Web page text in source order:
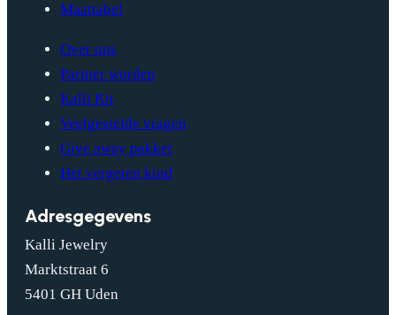
Maattabel
Over ons
Partner worden
Kalli Kit
Veelgestelde vragen
Give away pakket
Het vergeten kind
Adresgegevens
Kalli Jewelry
Marktstraat 6
5401 GH Uden